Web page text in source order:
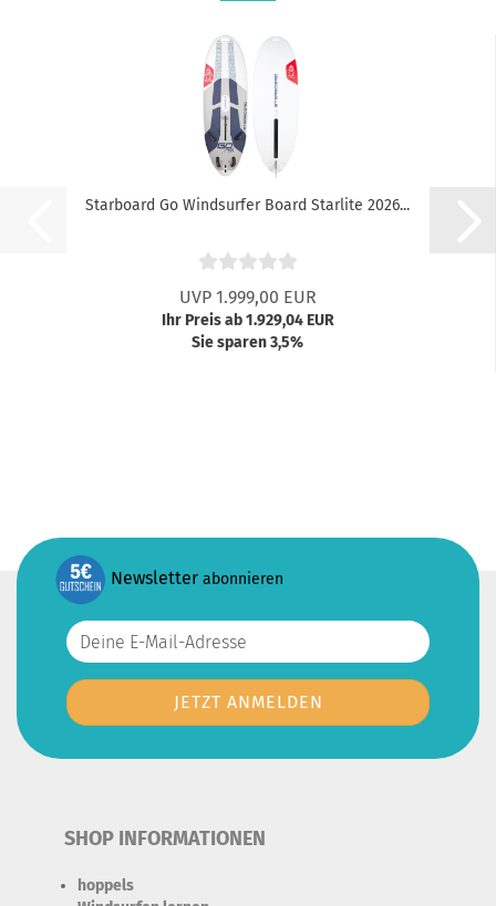
Starboard Go Windsurfer Board Starlite 2026...
UVP 1.999,00 EUR
Ihr Preis ab 1.929,04 EUR
Sie sparen 3,5%
Newsletter abonnieren
SHOP INFORMATIONEN
hoppels